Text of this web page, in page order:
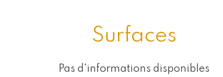
Surfaces
Pas d'informations disponibles